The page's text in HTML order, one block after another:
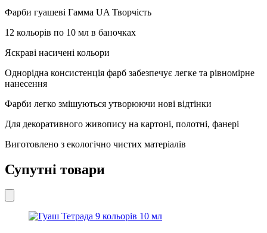
Фарби гуашеві Гамма UA Творчість
12 кольорів по 10 мл в баночках
Яскраві насичені кольори
Однорідна консистенція фарб забезпечує легке та рівномірне
нанесення
Фарби легко змішуються утворюючи нові відтінки
Для декоративного живопису на картоні, полотні, фанері
Виготовлено з екологічно чистих матеріалів
Супутні товари